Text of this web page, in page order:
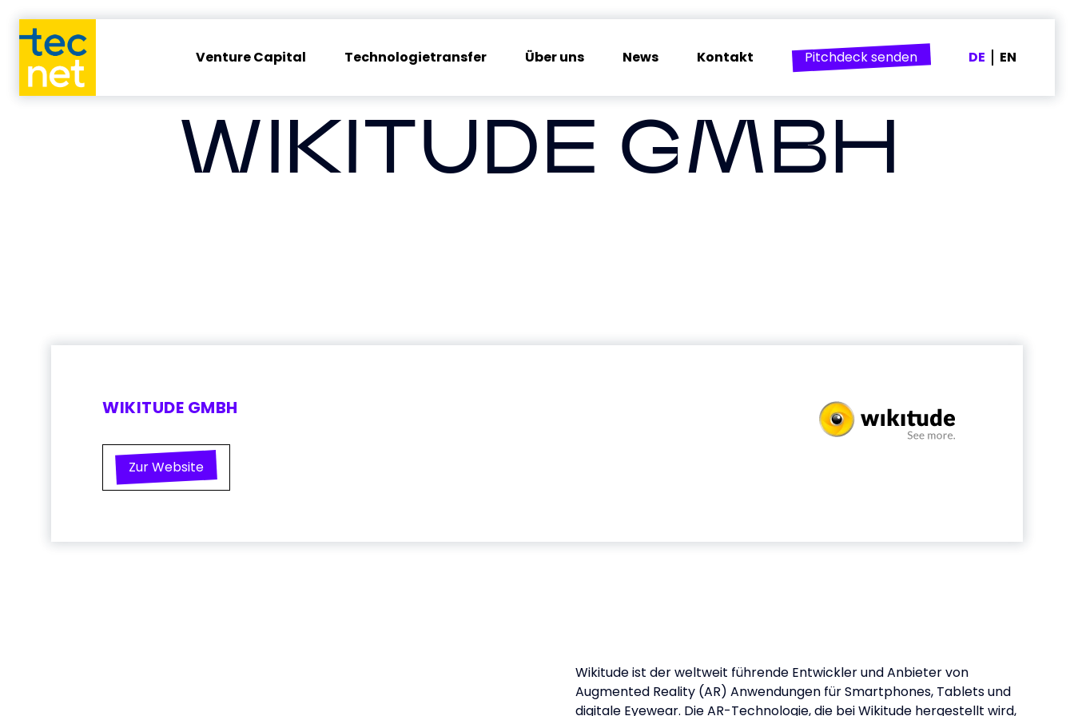
Venture Capital Technologietransfer Über uns News Kontakt Pitchdeck senden DE EN
WIKITUDE GMBH
WIKITUDE GMBH
Zur Website
Wikitude ist der weltweit führende Entwickler und Anbieter von
Augmented Reality (AR) Anwendungen für Smartphones, Tablets und
digitale Eyewear. Die AR-Technologie, die bei Wikitude hergestellt wird,